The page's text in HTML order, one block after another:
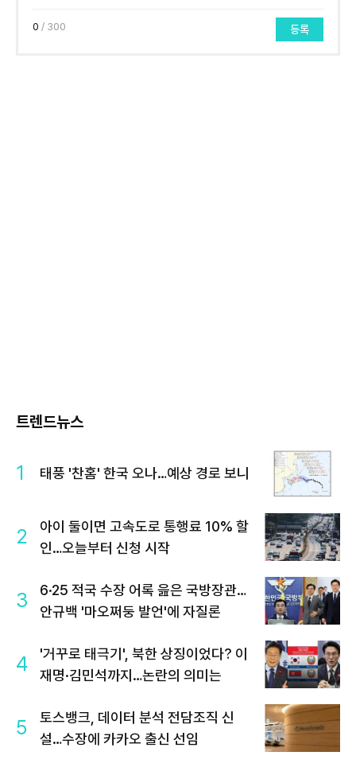
0 / 300 등록
트렌드뉴스
1 태풍 '찬홈' 한국 오나…예상 경로 보니
2
아이 둘이면 고속도로 통행료 10% 할
인…오늘부터 신청 시작
3
6·25 적국 수장 어록 읊은 국방장관…
안규백 '마오쩌둥 발언'에 자질론
4
'거꾸로 태극기', 북한 상징이었다? 이
재명·김민석까지…논란의 의미는
5
토스뱅크, 데이터 분석 전담조직 신
설…수장에 카카오 출신 선임